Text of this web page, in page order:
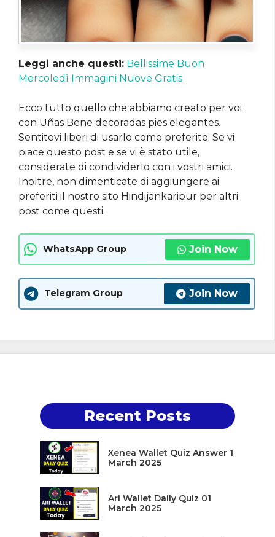
Leggi anche questi: Bellissime Buon
Mercoledì Immagini Nuove Gratis
Ecco tutto quello che abbiamo creato per voi
con Uñas Bene decoradas pies elegantes.
Sentitevi liberi di usarlo come preferite. Se vi
piace questo post e se vi è stato utile,
considerate di condividerlo con i vostri amici.
Inoltre, non dimenticate di aggiungere ai
preferiti il ​​nostro sito Hindijankaripur per altri
post come questi.
WhatsApp Group Join Now
Telegram Group Join Now
Recent Posts
Xenea Wallet Quiz Answer 1
March 2025
Ari Wallet Daily Quiz 01
March 2025